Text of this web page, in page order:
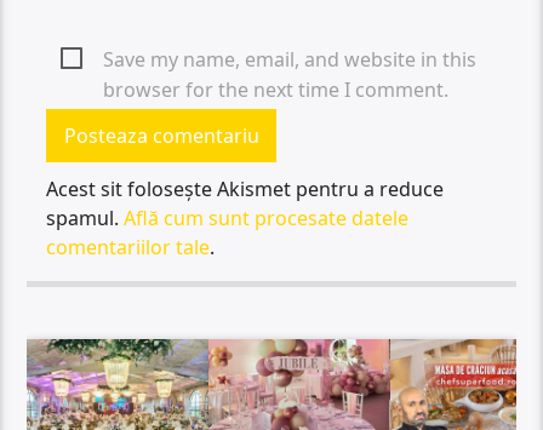
Save my name, email, and website in this
browser for the next time I comment.
Acest sit folosește Akismet pentru a reduce
spamul.Află cum sunt procesate datele
comentariilor tale.